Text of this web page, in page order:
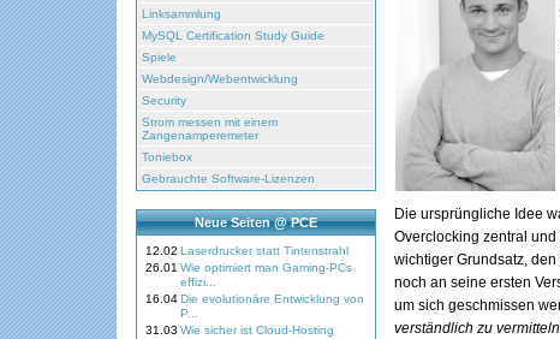
Linksammlung
MySQL Certification Study Guide
Spiele
Webdesign/Webentwicklung
Security
Strom messen mit einem
Zangenamperemeter
Toniebox
Gebrauchte Software-Lizenzen
Neue Seiten @ PCE
12.02 Laserdrucker statt Tintenstrahl
26.01 Wie optimiert man Gaming-PCs
effizi...
16.04Die evolutionäre Entwicklung von
P...
31.03 Wie sicher ist Cloud-Hosting
Die ursprüngliche Idee
Overclocking zentral
wichtiger Grundsatz,
noch an seine ersten
um sich geschmissen
verständlich zu